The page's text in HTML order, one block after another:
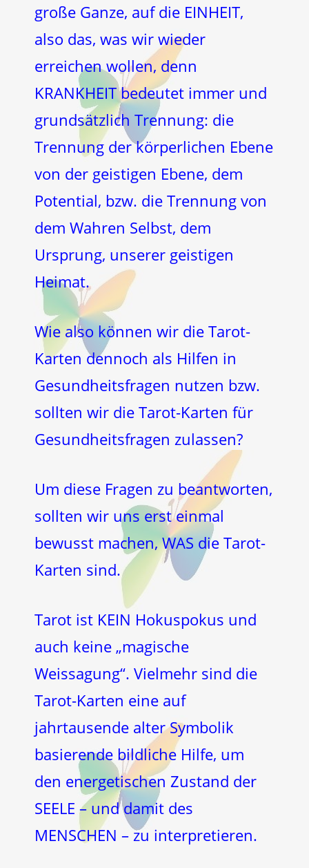
große Ganze, auf die EINHEIT,
also das, was wir wieder
erreichen wollen, denn
KRANKHEIT bedeutet immer und
grundsätzlich Trennung: die
Trennung der körperlichen Ebene
von der geistigen Ebene, dem
Potential, bzw. die Trennung von
dem Wahren Selbst, dem
Ursprung, unserer geistigen
Heimat.
Wie also können wir die Tarot-
Karten dennoch als Hilfen in
Gesundheitsfragen nutzen bzw.
sollten wir die Tarot-Karten für
Gesundheitsfragen zulassen?
Um diese Fragen zu beantworten,
sollten wir uns erst einmal
bewusst machen, WAS die Tarot-
Karten sind.
Tarot ist KEIN Hokuspokus und
auch keine „magische
Weissagung“. Vielmehr sind die
Tarot-Karten eine auf
jahrtausende alter Symbolik
basierende bildliche Hilfe, um
den energetischen Zustand der
SEELE – und damit des
MENSCHEN – zu interpretieren.